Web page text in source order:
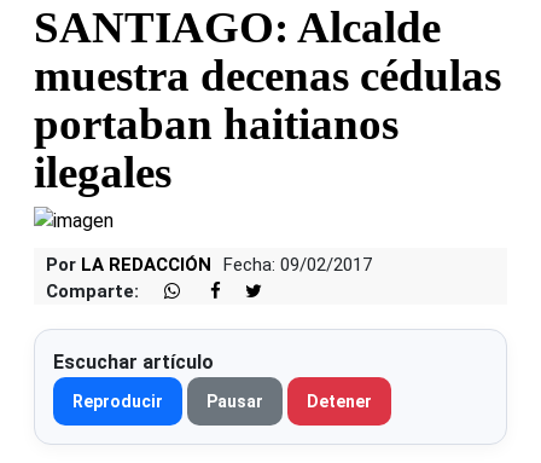
SANTIAGO: Alcalde
muestra decenas cédulas
portaban haitianos
ilegales
Por LA REDACCIÓN
Fecha: 09/02/2017
Comparte:
Escuchar artículo
Reproducir Pausar Detener